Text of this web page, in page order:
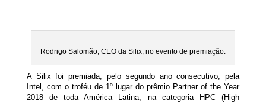
Rodrigo Salomão, CEO da Silix, no evento de premiação.
A Silix foi premiada, pelo segundo ano consecutivo, pela
Intel, com o troféu de 1º lugar do prêmio Partner of the Year
2018 de toda América Latina, na categoria HPC (High